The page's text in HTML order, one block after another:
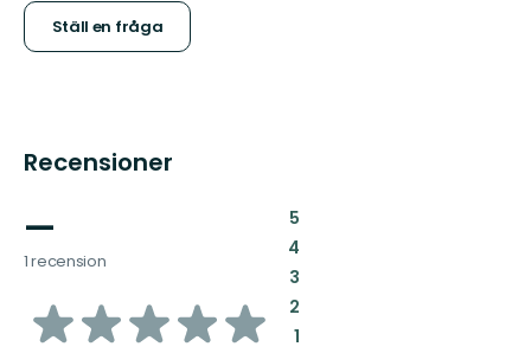
Ställ en fråga
Recensioner
—
1 recension
av
5:
4:
3:
2:
1: